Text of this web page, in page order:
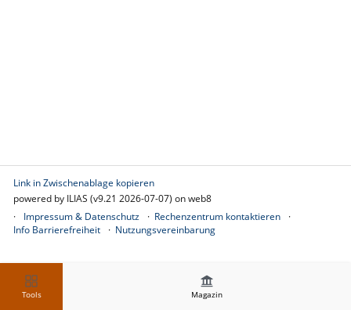
Tools Magazin
Link in Zwischenablage kopieren
powered by ILIAS (v9.21 2026-07-07) on web8
Impressum & Datenschutz
Rechenzentrum kontaktieren
Info Barrierefreiheit
Nutzungsvereinbarung